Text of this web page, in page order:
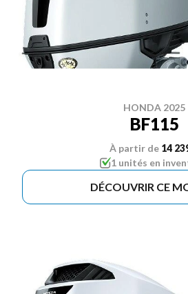
HONDA 2025
BF115
À partir de 14
1 unités en
DÉCOUVRIR CE